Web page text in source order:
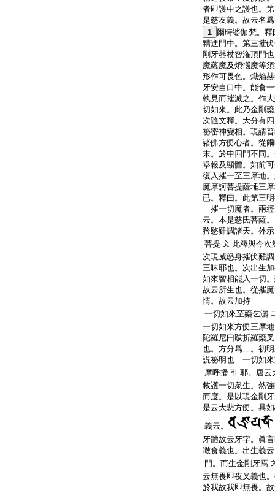
者即護中之護也。
是慈友義。故云名
1 爾時婆伽梵。
精進門中。第三摧
剛牙器杖智潅頂門
魔蘊魔及煩惱魔等
形作可畏色。熾焔
牙安自口中。能食
執見而摧滅之。作
切如來。此乃金剛
次隨文釋。大分有
祕密神變相。現請
諸佛方便心者。從
末。於中四門不同
擧報及顯體。如前
復入摧一至三摩地
魔摩訶菩提薩埵三
已。釋曰。此第三
摧一切魔者。兩
云。本是慈氏菩薩
矜愍難調諸天。外
菩提 文 此釋與今次
次現威怒身摧伏難
三昧耶也。次出生
如來智相能入一切
故云所生也。從摧
情。故云加持
一切如來至藥乞灑
一切如來方便三摩
陀羅尼曰跋折羅藥
也。方分爲二。初
説祕明也 一切如來
摩呼播 引 耶。唐云
救護一切衆生。然
而度。是以現金剛
是云大悲方便。具
義云。
牙體故云牙字。眞
噉食義也。出生義
門。而生金剛牙焉
云無畏即夜叉義也
於我故我即無畏。